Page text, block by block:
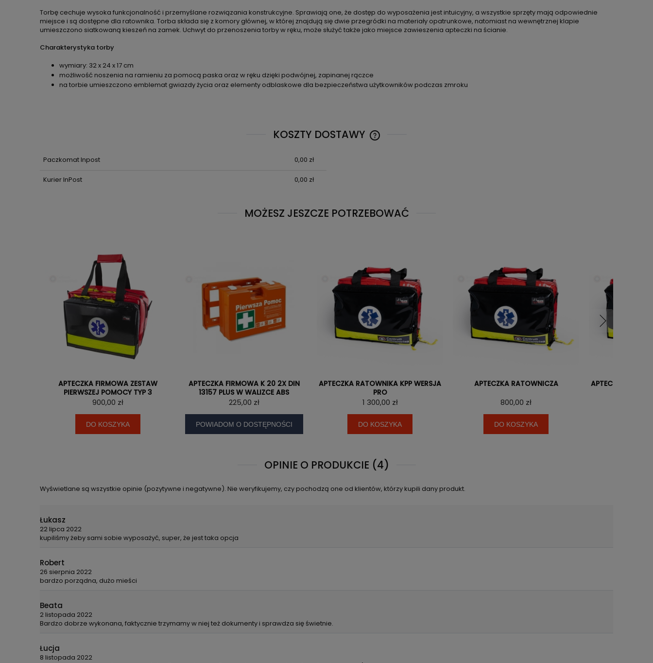
Torbę cechuje wysoka funkcjonalność i przemyślane rozwiązania konstrukcyjne. Sprawiają one, że dostęp do wyposażenia jest intuicyjny, a wszystkie sprzęty mają odpowiednie
miejsce i są dostępne dla ratownika. Torba składa się z komory głównej, w której znajdują się dwie przegródki na materiały opatrunkowe, natomiast na wewnętrznej klapie
umieszczono siatkowaną kieszeń na zamek. Uchwyt do przenoszenia torby w ręku, może służyć także jako miejsce zawieszenia apteczki na ścianie.
Charakterystyka torby
wymiary: 32 x 24 x 17 cm
możliwość noszenia na ramieniu za pomocą paska oraz w ręku dzięki podwójnej, zapinanej rączce
na torbie umieszczono emblemat gwiazdy życia oraz elementy odblaskowe dla bezpieczeństwa użytkowników podczas zmroku
KOSZTY DOSTAWY
Paczkomat Inpost 0,00 zł
Kurier InPost 0,00 zł
MOŻESZ JESZCZE POTRZEBOWAĆ
APTECZKA FIRMOWA ZESTAW
PIERWSZEJ POMOCY TYP 3
900,00 zł
DO KOSZYKA
APTECZKA FIRMOWA K 20 2X DIN
13157 PLUS W WALIZCE ABS
225,00 zł
POWIADOM O DOSTĘPNOŚCI
APTECZKA RATOWNIKA KPP WERSJA
PRO
1 300,00 zł
DO KOSZYKA
APTECZKA RATOWNICZA
800,00 zł
DO KOSZYKA
APTECZKA
OPINIE O PRODUKCIE (4)
Wyświetlane są wszystkie opinie (pozytywne i negatywne). Nie weryfikujemy, czy pochodzą one od klientów, którzy kupili dany produkt.
Łukasz
22 lipca 2022
kupiliśmy żeby sami sobie wyposażyć, super, że jest taka opcja
Robert
26 sierpnia 2022
bardzo porządna, dużo mieści
Beata
2 listopada 2022
Bardzo dobrze wykonana, faktycznie trzymamy w niej też dokumenty i sprawdza się świetnie.
Łucja
8 listopada 2022